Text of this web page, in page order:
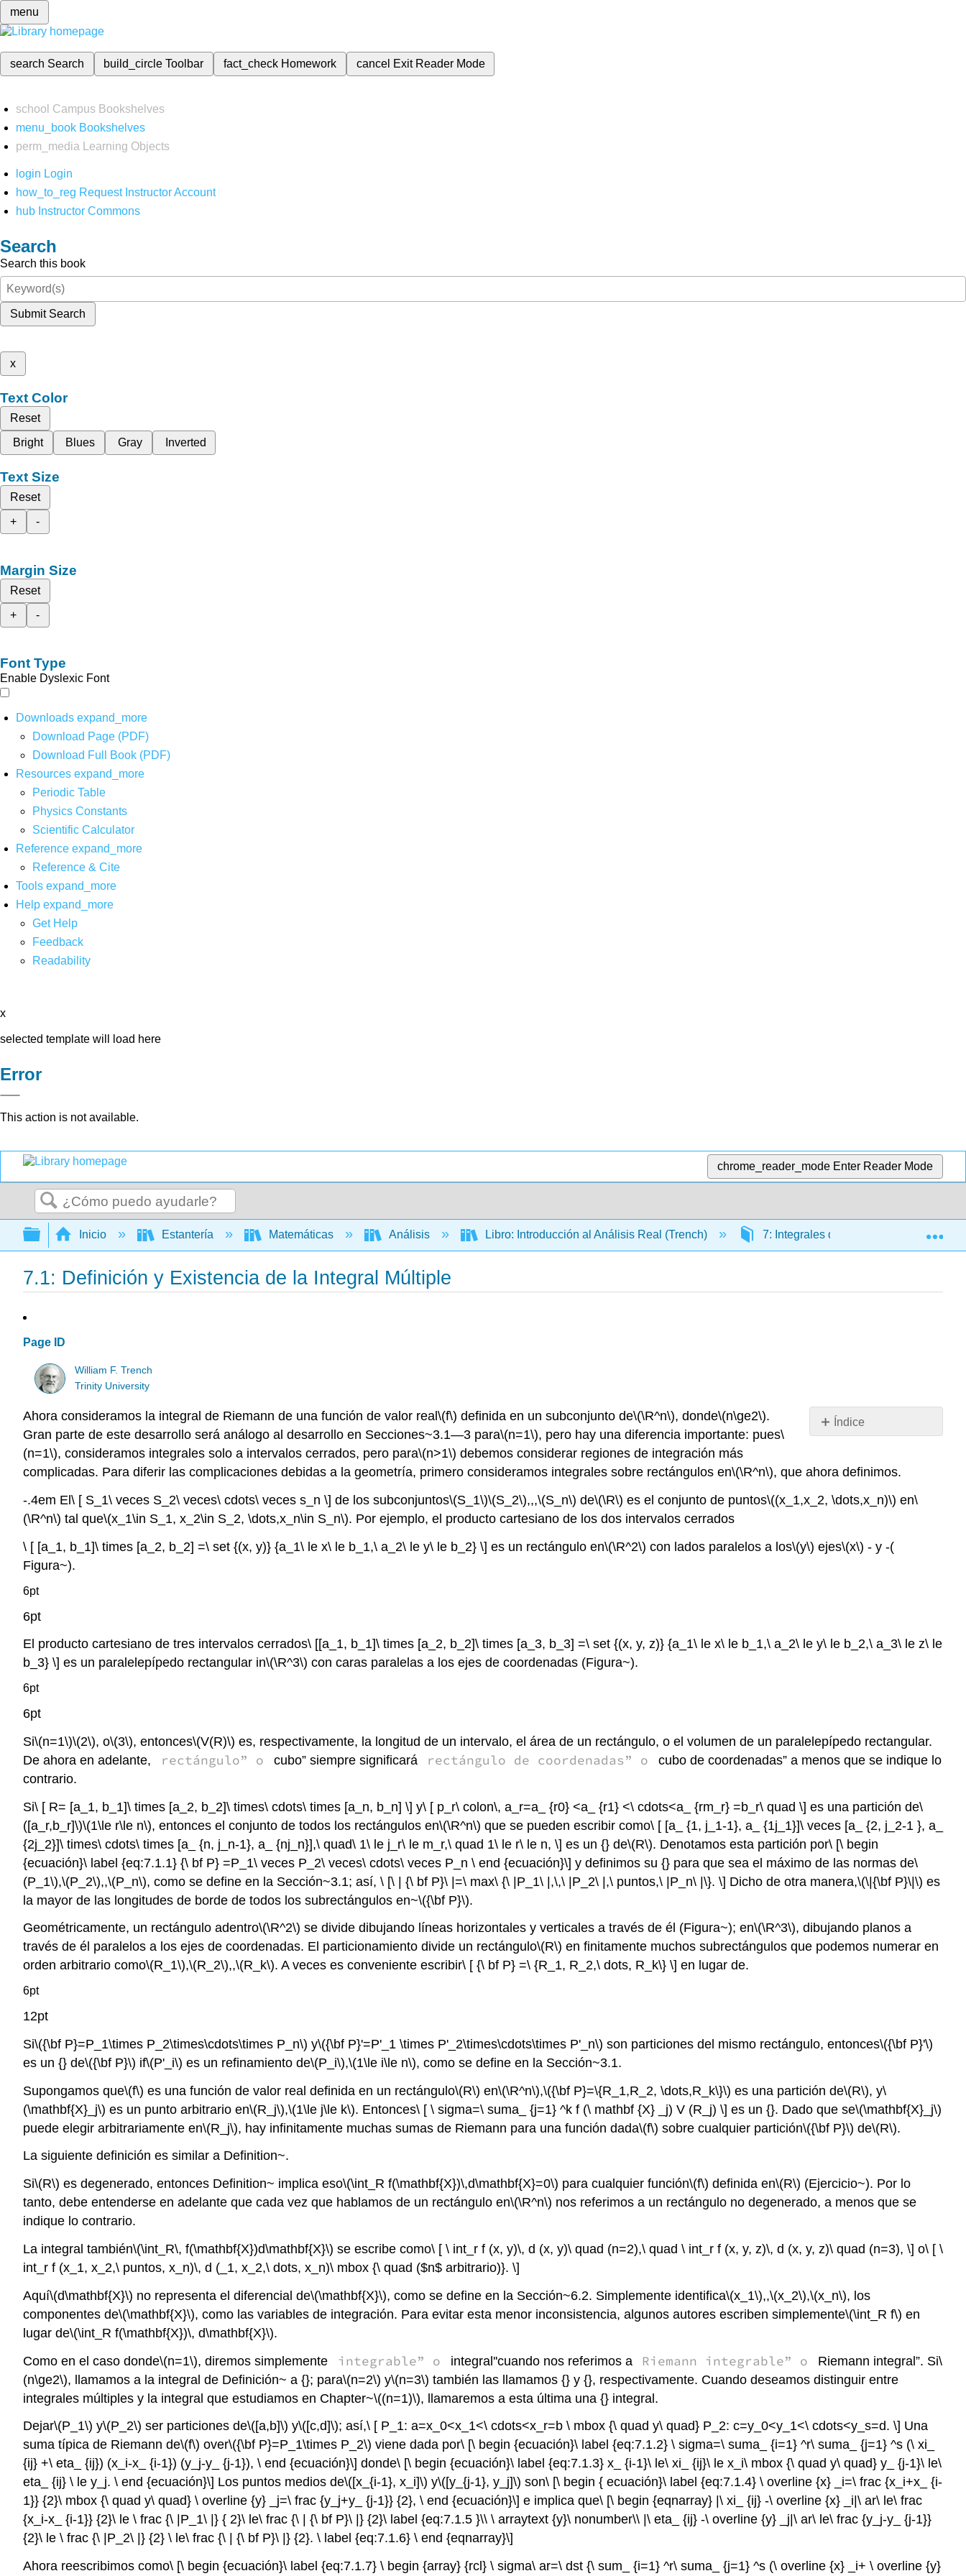
menu
search Search build_circleToolbar fact_check Homework cancel Exit Reader Mode
school Campus Bookshelves
menu_book Bookshelves
perm_media
Learning Objects
login Login
how_to_reg Request Instructor Account
hub Instructor Commons
Search
Search this book
Submit Search
x
Text Color
Reset
Bright
Blues Gray Inverted
Text Size
Reset
+
-
Margin Size
Reset
+
-
Font Type
Enable Dyslexic Font
Downloads expand_more
Download Page (PDF)
Download Full Book (PDF)
Resources expand_more
Periodic Table
Physics Constants
Scientific Calculator
Reference expand_more
Reference & Cite
Tools expand_more
Help expand_more
Get Help
Feedback
Readability
x
selected template will load here
Error
This action is not available.
chrome_reader_mode Enter Reader Mode
Buscar
Expandir/contraer jerarquía global
Inicio Estantería Matemáticas Análisis Libro: Introducción al Análisis Real (Trench) 7: Integrales de funciones de varias
7.1: Definición y Existencia de la Integral Múltiple
Page ID
William F. Trench
Trinity University
Índice
Sin
Ahora consideramos la integral de Riemann de una función de valor real \(f\) definida en un subconjunto de\(\R^n\), donde\(n\ge2\).
Gran parte de este desarrollo será análogo al desarrollo en Secciones~3.1—3 para\(n=1\), pero hay una diferencia importante: pues\
(n=1\), consideramos integrales solo a intervalos cerrados, pero para\(n>1\) debemos considerar regiones de integración más
complicadas. Para diferir las complicaciones debidas a la geometría, primero consideramos integrales sobre rectángulos en\(\R^n\), que ahora definimos.
-.4em El\ [ S_1\ veces S_2\ veces\ cdots\ veces s_n \] de los subconjuntos\(S_1\)\(S_2\),,,\(S_n\) de\(\R\) es el conjunto de puntos\((x_1,x_2, \dots,x_n)\) en\
(\R^n\) tal que\(x_1\in S_1, x_2\in S_2, \dots,x_n\in S_n\). Por ejemplo, el producto cartesiano de los dos intervalos cerrados
\ [ [a_1, b_1]\ times [a_2, b_2] =\ set {(x, y)} {a_1\ le x\ le b_1,\ a_2\ le y\ le b_2} \] es un rectángulo en\(\R^2\) con lados paralelos a los\(y\) ejes\(x\) - y -(
Figura~).
6pt
6pt
El producto cartesiano de tres intervalos cerrados\ [[a_1, b_1]\ times [a_2, b_2]\ times [a_3, b_3] =\ set {(x, y, z)} {a_1\ le x\ le b_1,\ a_2\ le y\ le b_2,\ a_3\ le z\ le
b_3} \] es un paralelepípedo rectangular in\(\R^3\) con caras paralelas a los ejes de coordenadas (Figura~).
6pt
6pt
Si\(n=1\)\(2\), o\(3\), entonces\(V(R)\) es, respectivamente, la longitud de un intervalo, el área de un rectángulo, o el volumen de un paralelepípedo rectangular.
De ahora en adelante,
rectángulo” o cubo” siempre significará rectángulo de coordenadas” o
cubo de coordenadas” a menos que se indique lo
contrario.
Si\ [ R= [a_1, b_1]\ times [a_2, b_2]\ times\ cdots\ times [a_n, b_n] \] y\ [ p_r\ colon\, a_r=a_ {r0} <a_ {r1} <\ cdots<a_ {rm_r} =b_r\ quad \] es una partición de\
([a_r,b_r]\)\(1\le r\le n\), entonces el conjunto de todos los rectángulos en\(\R^n\) que se pueden escribir como\ [ [a_ {1, j_1-1}, a_ {1j_1}]\ veces [a_ {2, j_2-1 }, a_
{2j_2}]\ times\ cdots\ times [a_ {n, j_n-1}, a_ {nj_n}],\ quad\ 1\ le j_r\ le m_r,\ quad 1\ le r\ le n, \] es un {} de\(R\). Denotamos esta partición por\ [\ begin
{ecuación}\ label {eq:7.1.1} {\ bf P} =P_1\ veces P_2\ veces\ cdots\ veces P_n \ end {ecuación}\] y definimos su {} para que sea el máximo de las normas de\
(P_1\),\(P_2\),,\(P_n\), como se define en la Sección~3.1; así, \ [\ | {\ bf P}\ |=\ max\ {\ |P_1\ |,\,\ |P_2\ |,\ puntos,\ |P_n\ |\}. \] Dicho de otra manera,\(\|{\bf P}\|\) es
la mayor de las longitudes de borde de todos los subrectángulos en~\({\bf P}\).
Geométricamente, un rectángulo adentro\(\R^2\) se divide dibujando líneas horizontales y verticales a través de él (Figura~); en\(\R^3\), dibujando planos a
través de él paralelos a los ejes de coordenadas. El particionamiento divide un rectángulo\(R\) en finitamente muchos subrectángulos que podemos numerar en
orden arbitrario como\(R_1\),\(R_2\),,\(R_k\). A veces es conveniente escribir\ [ {\ bf P} =\ {R_1, R_2,\ dots, R_k\} \] en lugar de.
6pt
12pt
Si\({\bf P}=P_1\times P_2\times\cdots\times P_n\) y\({\bf P}'=P'_1 \times P'_2\times\cdots\times P'_n\) son particiones del mismo rectángulo, entonces\({\bf P}'\)
es un {} de\({\bf P}\) if\(P'_i\) es un refinamiento de\(P_i\),\(1\le i\le n\), como se define en la Sección~3.1.
Supongamos que\(f\) es una función de valor real definida en un rectángulo\(R\) en\(\R^n\),\({\bf P}=\{R_1,R_2, \dots,R_k\}\) es una partición de\(R\), y\
(\mathbf{X}_j\) es un punto arbitrario en\(R_j\),\(1\le j\le k\). Entonces\ [ \ sigma=\ suma_ {j=1} ^k f (\ mathbf {X} _j) V (R_j) \] es un {}. Dado que se\(\mathbf{X}_j\)
puede elegir arbitrariamente en\(R_j\), hay infinitamente muchas sumas de Riemann para una función dada\(f\) sobre cualquier partición\({\bf P}\) de\(R\).
La siguiente definición es similar a Definition~.
Si\(R\) es degenerado, entonces Definition~ implica eso\(\int_R f(\mathbf{X})\,d\mathbf{X}=0\) para cualquier función\(f\) definida en\(R\) (Ejercicio~). Por lo
tanto, debe entenderse en adelante que cada vez que hablamos de un rectángulo en\(\R^n\) nos referimos a un rectángulo no degenerado, a menos que se
indique lo contrario.
La integral también\(\int_R\, f(\mathbf{X})d\mathbf{X}\) se escribe como\ [ \ int_r f (x, y)\, d (x, y)\ quad (n=2),\ quad \ int_r f (x, y, z)\, d (x, y, z)\ quad (n=3), \] o\ [ \
int_r f (x_1, x_2,\ puntos, x_n)\, d (_1, x_2,\ dots, x_n)\ mbox {\ quad ($n$ arbitrario)}. \]
Aquí\(d\mathbf{X}\) no representa el diferencial de\(\mathbf{X}\), como se define en la Sección~6.2. Simplemente identifica\(x_1\),,\(x_2\),\(x_n\), los
componentes de\(\mathbf{X}\), como las variables de integración. Para evitar esta menor inconsistencia, algunos autores escriben simplemente\(\int_R f\) en
lugar de\(\int_R f(\mathbf{X})\, d\mathbf{X}\).
Como en el caso donde\(n=1\), diremos simplemente integrable” o integral''cuando nos referimos a Riemann integrable” o Riemann integral”. Si\
(n\ge2\), llamamos a la integral de Definición~ a {}; para\(n=2\) y\(n=3\) también las llamamos {} y {}, respectivamente. Cuando deseamos distinguir entre
integrales múltiples y la integral que estudiamos en Chapter~\((n=1)\), llamaremos a esta última una {} integral.
Dejar\(P_1\) y\(P_2\) ser particiones de\([a,b]\) y\([c,d]\); así,\ [ P_1: a=x_0<x_1<\ cdots<x_r=b \ mbox {\ quad y\ quad} P_2: c=y_0<y_1<\ cdots<y_s=d. \] Una
suma típica de Riemann de\(f\) over\({\bf P}=P_1\times P_2\) viene dada por\ [\ begin {ecuación}\ label {eq:7.1.2} \ sigma=\ suma_ {i=1} ^r\ suma_ {j=1} ^s (\ xi_
{ij} +\ eta_ {ij}) (x_i-x_ {i-1}) (y_j-y_ {j-1}), \ end {ecuación}\] donde\ [\ begin {ecuación}\ label {eq:7.1.3} x_ {i-1}\ le\ xi_ {ij}\ le x_i\ mbox {\ quad y\ quad} y_ {j-1}\ le\
eta_ {ij} \ le y_j. \ end {ecuación}\] Los puntos medios de\([x_{i-1}, x_i]\) y\([y_{j-1}, y_j]\) son\ [\ begin { ecuación}\ label {eq:7.1.4} \ overline {x} _i=\ frac {x_i+x_ {i-
1}} {2}\ mbox {\ quad y\ quad} \ overline {y} _j=\ frac {y_j+y_ {j-1}} {2}, \ end {ecuación}\] e implica que\ [\ begin {eqnarray} |\ xi_ {ij} -\ overline {x} _i|\ ar\ le\ frac
{x_i-x_ {i-1}} {2}\ le \ frac {\ |P_1\ |} { 2}\ le\ frac {\ | {\ bf P}\ |} {2}\ label {eq:7.1.5 }\\ \ arraytext {y}\ nonumber\\ |\ eta_ {ij} -\ overline {y} _j|\ ar\ le\ frac {y_j-y_ {j-1}}
{2}\ le \ frac {\ |P_2\ |} {2} \ le\ frac {\ | {\ bf P}\ |} {2}. \ label {eq:7.1.6} \ end {eqnarray}\]
Ahora reescribimos como\ [\ begin {ecuación}\ label {eq:7.1.7} \ begin {array} {rcl} \ sigma\ ar=\ dst {\ sum_ {i=1} ^r\ suma_ {j=1} ^s (\ overline {x} _i+ \ overline {y}